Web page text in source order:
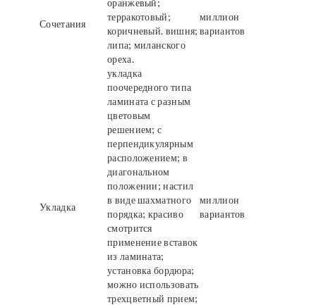
Сочетания
оранжевый;
терракотовый;
коричневый. вишня;
липа; миланского
ореха.
миллион
вариантов
Укладка
укладка
поочередного типа
ламината с разным
цветовым
решением; с
перпендикулярным
расположением; в
диагональном
положении; настил
в виде шахматного
порядка; красиво
смотрится
применение вставок
из ламината;
установка бордюра;
можно использовать
трехцветный прием;
миллион
вариантов